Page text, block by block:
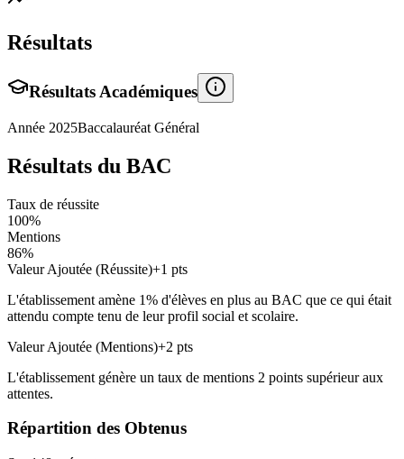
Résultats
Résultats Académiques
Année 2025Baccalauréat Général
Résultats du BAC
Taux de réussite
100%
Mentions
86%
Valeur Ajoutée (Réussite)+1 pts
L'établissement amène 1% d'élèves en plus au BAC que ce qui était
attendu compte tenu de leur profil social et scolaire.
Valeur Ajoutée (Mentions)+2 pts
L'établissement génère un taux de mentions 2 points supérieuraux
attentes.
Répartition des Obtenus